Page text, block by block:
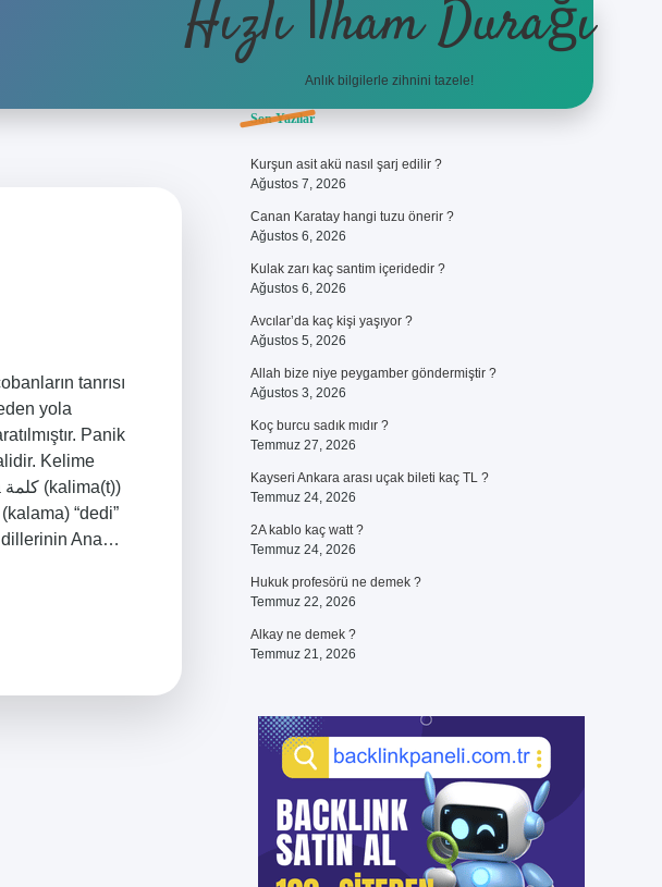
Hızlı İlham Durağı
Anlık bilgilerle zihnini tazele!
tanrısı
yola
Panik
Kelime
dillerinin Ana…
Sidebar
Son Yazılar
Kurşun asit akü nasıl şarj edilir ?
Ağustos 7, 2026
Canan Karatay hangi tuzu önerir ?
Ağustos 6, 2026
Kulak zarı kaç santim içeridedir ?
Ağustos 6, 2026
Avcılar’da kaç kişi yaşıyor ?
Ağustos 5, 2026
Allah bize niye peygamber göndermiştir ?
Ağustos 3, 2026
Koç burcu sadık mıdır ?
Temmuz 27, 2026
Kayseri Ankara arası uçak bileti kaç TL ?
Temmuz 24, 2026
2A kablo kaç watt ?
Temmuz 24, 2026
Hukuk profesörü ne demek ?
Temmuz 22, 2026
Alkay ne demek ?
Temmuz 21, 2026